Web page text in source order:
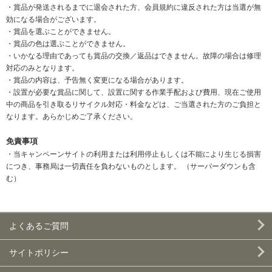
・賞品が発送されるまでに退会された方、会員規約に違反された方は当選が無
効になる場合がございます。
・賞品を選ぶことができません。
・賞品の色は選ぶことができません。
・いかなる理由であっても賞品の交換／返品はできません。故障の場合は修理
対応のみとなります。
・賞品の内容は、予告無く変更になる場合があります。
・設置が必要な賞品に関して、設置に関する作業手配および費用、現在ご使用
中の商品を引き取るリサイクル対応・料金などは、ご当選された方のご負担と
なります。あらかじめご了承ください。
免責事項
・当キャンペーンサイトの利用または利用停止もしくは不能により生じる損害
につき、事務局は一切責任を負わないものとします。 （サーバーダウンも含
む）
よくあるご質問
サイトポリシー